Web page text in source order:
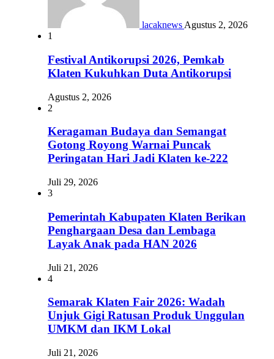
lacaknews Agustus 2, 2026
1
Festival Antikorupsi 2026, Pemkab
Klaten Kukuhkan Duta Antikorupsi
Agustus 2, 2026
2
Keragaman Budaya dan Semangat
Gotong Royong Warnai Puncak
Peringatan Hari Jadi Klaten ke-222
Juli 29, 2026
3
Pemerintah Kabupaten Klaten Berikan
Penghargaan Desa dan Lembaga
Layak Anak pada HAN 2026
Juli 21, 2026
4
Semarak Klaten Fair 2026: Wadah
Unjuk Gigi Ratusan Produk Unggulan
UMKM dan IKM Lokal
Juli 21, 2026